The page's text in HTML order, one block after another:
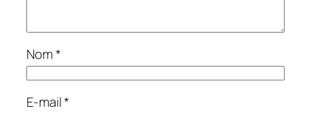
Nom*
E-mail*